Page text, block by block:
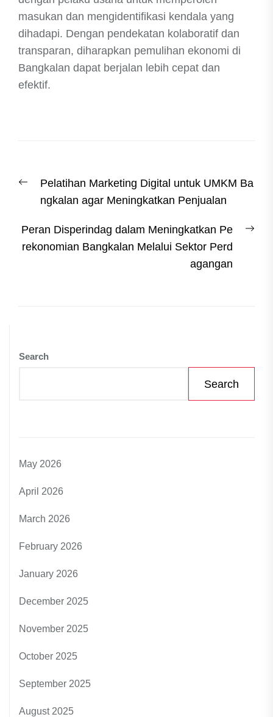
masukan dan mengidentifikasi kendala yang
dihadapi. Dengan pendekatan kolaboratif dan
transparan, diharapkan pemulihan ekonomi di
Bangkalan dapat berjalan lebih cepat dan
efektif.
navigation
Previous
post:
Pelatihan Marketing Digital untuk UMKM Ba
ngkalan agar Meningkatkan Penjualan
Peran Disperindag dalam Meningkatkan Pe
rekonomian Bangkalan Melalui Sektor Perd
agangan
Search
Search
May 2026
April 2026
March 2026
February 2026
January 2026
December 2025
November 2025
October 2025
September 2025
August 2025